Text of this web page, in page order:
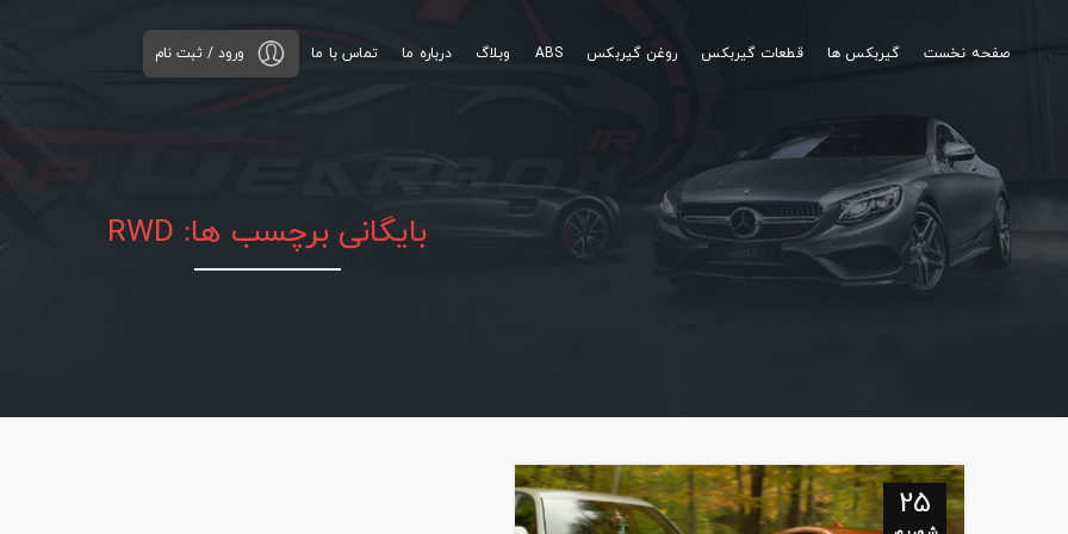
صفحه نخست گیربکس ها قطعات گیربکس روغن گیربکس ABS وبلاگ درباره ما تماس با ما ورود / ثبت نام
بایگانی برچسب ها: RWD
25